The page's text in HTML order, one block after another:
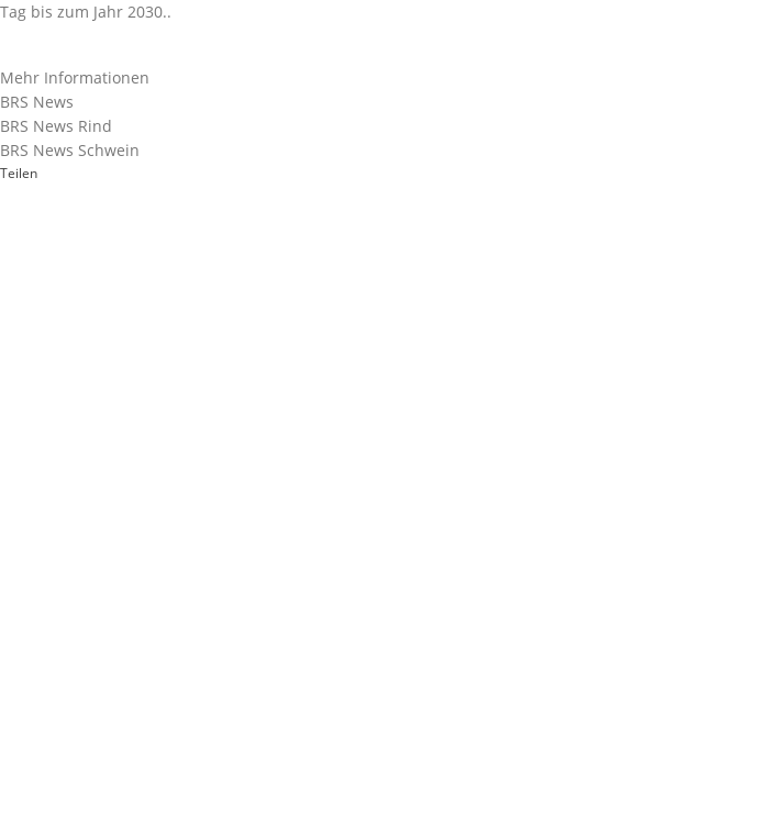
Tag bis zum Jahr 2030..
Mehr Informationen
BRS News
BRS News Rind
BRS News Schwein
Teilen